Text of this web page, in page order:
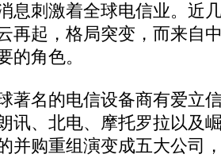
刺激着全球电信业。近
再起，格局突变，而来自
的角色。
名的电信设备商有爱立
讯、北电、摩托罗拉以及
并购重组演变成五大公司